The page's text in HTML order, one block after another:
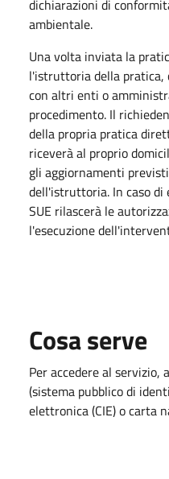
dichiarazioni di
ambientale.
Una volta inviata la
l'istruttoria della pratica,
con altri enti o
procedimento. Il
della propria pratica
riceverà al proprio
gli aggiornamenti
dell'istruttoria. In caso di
SUE rilascerà le
l'esecuzione
Cosa serve
Per accedere al servizio,
(sistema pubblico di
elettronica (CIE) o carta